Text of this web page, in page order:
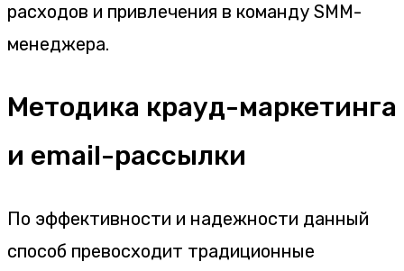
расходов и привлечения в команду SMM-
менеджера.
Методика крауд-маркетинга
и email-рассылки
По эффективности и надежности данный
способ превосходит традиционные